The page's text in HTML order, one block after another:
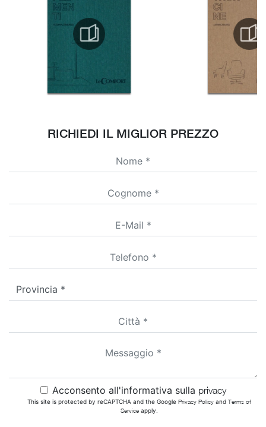
RICHIEDI IL MIGLIOR PREZZO
Acconsento all'informativa sulla privacy
This site is protected by reCAPTCHA and the Google Privacy Policyand Terms of
Serviceapply.